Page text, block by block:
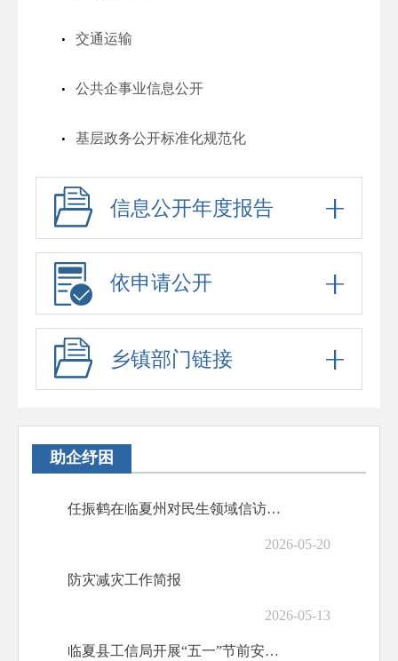
交通运输
公共企事业信息公开
基层政务公开标准化规范化
信息公开年度报告
依申请公开
乡镇部门链接
助企纾困
任振鹤在临夏州对民生领域信访问题集中治理工作再调度、再部署
2026-05-20
防灾减灾工作简报
2026-05-13
临夏县工信局开展“五一”节前安全生产督查检查工作